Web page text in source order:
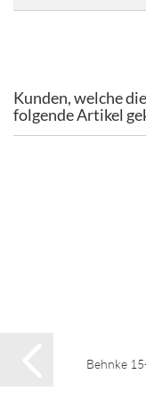
Kunden, welche
folgende Artikel
Behnke